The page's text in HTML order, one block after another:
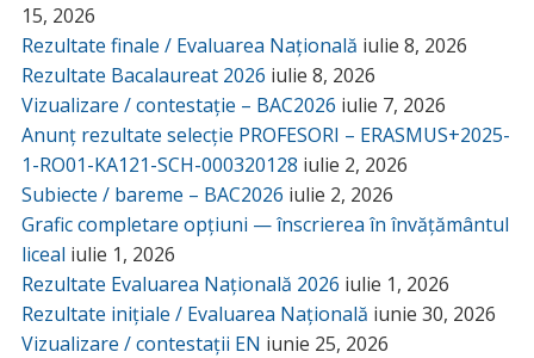
15, 2026
Rezultate finale / Evaluarea Națională iulie 8, 2026
Rezultate Bacalaureat 2026 iulie 8, 2026
Vizualizare / contestație – BAC2026 iulie 7, 2026
Anunț rezultate selecție PROFESORI – ERASMUS+2025-
1-RO01-KA121-SCH-000320128 iulie 2, 2026
Subiecte / bareme – BAC2026 iulie 2, 2026
Grafic completare opțiuni — înscrierea în învățământul
liceal iulie 1, 2026
Rezultate Evaluarea Națională 2026 iulie 1, 2026
Rezultate inițiale / Evaluarea Națională iunie 30, 2026
Vizualizare / contestații EN iunie 25, 2026